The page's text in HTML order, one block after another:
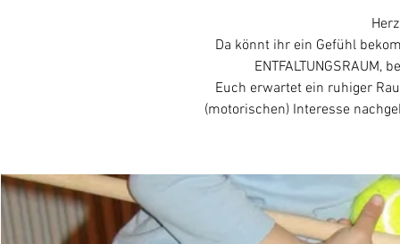
Da könnt ihr ein Gefühl
Euch erwartet ein ruhiger
(motorischen) Interesse